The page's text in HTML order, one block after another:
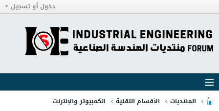
دخول أو تسجيل
المنتديات الأقسام التقنية الكمبيوتر والإنترنت